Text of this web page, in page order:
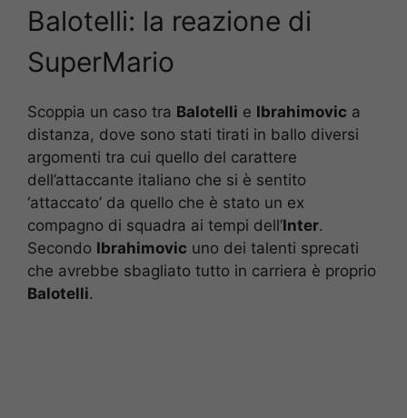
Balotelli: la reazione di
SuperMario
Scoppia un caso tra Balotelli e Ibrahimovic a
distanza, dove sono stati tirati in ballo diversi
argomenti tra cui quello del carattere
dell’attaccante italiano che si è sentito
‘attaccato’ da quello che è stato un ex
compagno di squadra ai tempi dell’Inter.
Secondo Ibrahimovic uno dei talenti sprecati
che avrebbe sbagliato tutto in carriera è proprio
Balotelli.